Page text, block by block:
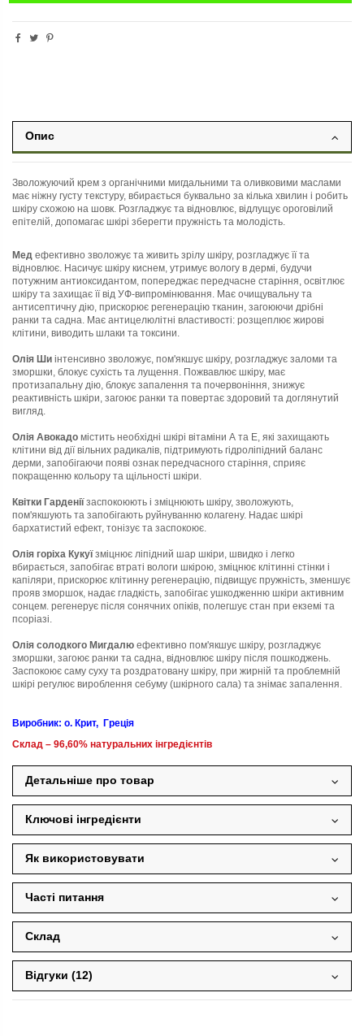
Опис
Зволожуючий крем з органічними мигдальними та оливковими маслами
має ніжну густу текстуру, вбирається буквально за кілька хвилин і робить
шкіру схожою на шовк. Розгладжує та відновлює, відлущує ороговілий
епітелій, допомагає шкірі зберегти пружність та молодість.
Мед ефективно зволожує та живить зрілу шкіру, розгладжує її та
відновлює. Насичує шкіру киснем, утримує вологу в дермі, будучи
потужним антиоксидантом, попереджає передчасне старіння, освітлює
шкіру та захищає її від УФ-випромінювання. Має очищувальну та
антисептичну дію, прискорює регенерацію тканин, загоюючи дрібні
ранки та садна. Має антицелюлітні властивості: розщеплює жирові
клітини, виводить шлаки та токсини.
Олія Ши інтенсивно зволожує, пом'якшує шкіру, розгладжує заломи та
зморшки, блокує сухість та лущення. Пожвавлює шкіру, має
протизапальну дію, блокує запалення та почервоніння, знижує
реактивність шкіри, загоює ранки та повертає здоровий та доглянутий
вигляд.
Олія Авокадо містить необхідні шкірі вітаміни А та Е, які захищають
клітини від дії вільних радикалів, підтримують гідроліпідний баланс
дерми, запобігаючи появі ознак передчасного старіння, сприяє
покращенню кольору та щільності шкіри.
Квітки Гарденіїзаспокоюють і зміцнюють шкіру, зволожують,
пом'якшують та запобігають руйнуванню колагену. Надає шкірі
бархатистий ефект, тонізує та заспокоює.
Олія горіха Кукуїзміцнює ліпідний шар шкіри, швидко і легко
вбирається, запобігає втраті вологи шкірою, зміцнює клітинні стінки і
капіляри, прискорює клітинну регенерацію, підвищує пружність, зменшує
прояв зморшок, надає гладкість, запобігає ушкодженню шкіри активним
сонцем. регенерує після сонячних опіків, полегшує стан при екземі та
псоріазі.
Олія солодкого Мигдалю ефективно пом'якшує шкіру, розгладжує
зморшки, загоює ранки та садна, відновлює шкіру після пошкоджень.
Заспокоює саму суху та роздратовану шкіру, при жирній та проблемній
шкірі регулює вироблення себуму (шкірного сала) та знімає запалення.
Виробник: о. Крит, Греція
Склад – 96,60% натуральних інгредієнтів
Детальніше про товар
Ключові інгредієнти
Як використовувати
Часті питання
Склад
Відгуки (12)